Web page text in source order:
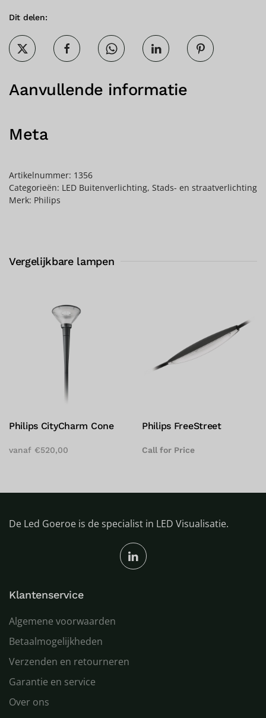
Dit delen:
Aanvullende informatie
Meta
Artikelnummer: 1356
Categorieën: LED Buitenverlichting, Stads- en straatverlichting
Merk: Philips
Vergelijkbare lampen
Philips CityCharm Cone
vanaf €520,00
Philips FreeStreet
Call for Price
De Led Goeroe is de specialist in LED Visualisatie.
Klantenservice
Algemene voorwaarden
Betaalmogelijkheden
Verzenden en retourneren
Garantie en service
Over ons